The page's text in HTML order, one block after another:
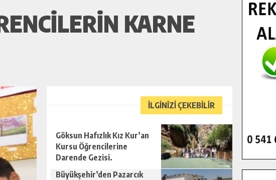
KARNE
İLGİNİZİ ÇEKEBİLİR
Göksun Hafızlık Kız Kur’an
Kursu Öğrencilerine
Darende Gezisi.
Büyükşehir’den Pazarcık